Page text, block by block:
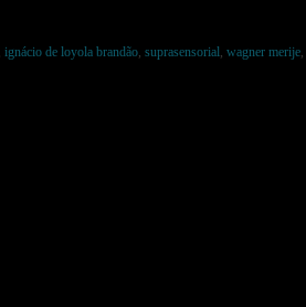
ignácio de loyola brandão suprasensorial wagner merije